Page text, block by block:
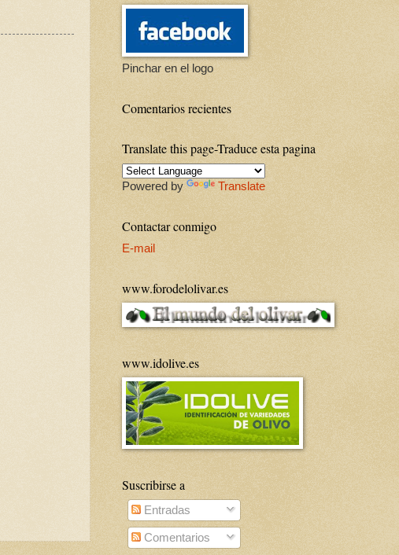
Pinchar en el logo
Comentarios recientes
Translate this page-Traduce esta pagina
Powered by Translate
Contactar conmigo
E-mail
www.forodelolivar.es
www.idolive.es
Suscribirse a
Entradas
Comentarios